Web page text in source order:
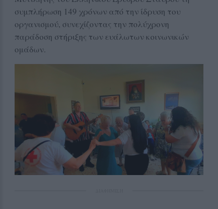
συμπλήρωση 149 χρόνων από την ίδρυση του
οργανισμού, συνεχίζοντας την πολύχρονη
παράδοση στήριξης των ευάλωτων κοινωνικών
ομάδων.